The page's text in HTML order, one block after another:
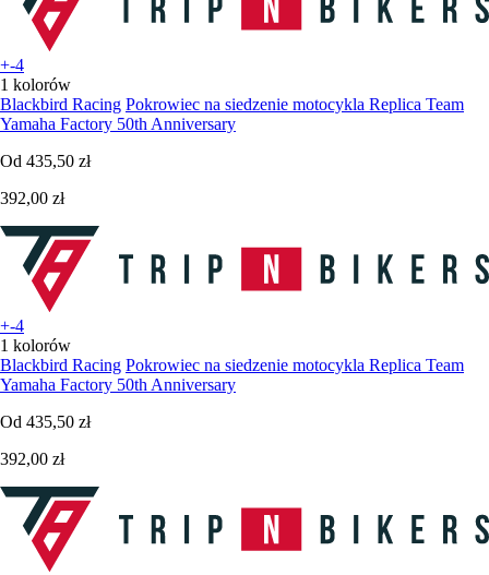
+-4
1 kolorów
Blackbird Racing Pokrowiec na siedzenie motocykla Replica Team
Yamaha Factory 50th Anniversary
Od 435,50 zł
392,00 zł
+-4
1 kolorów
Blackbird Racing Pokrowiec na siedzenie motocykla Replica Team
Yamaha Factory 50th Anniversary
Od 435,50 zł
392,00 zł